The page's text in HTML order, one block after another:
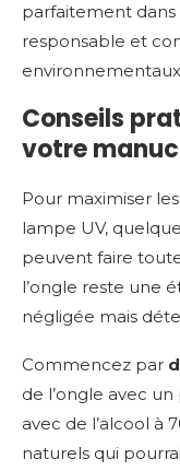
parfaitement dans
responsable et
Conseils
votre
Pour maximiser
lampe UV,
peuvent faire
l’ongle reste une
négligée mais
Commencez par
de l’ongle avec
avec de l’alcool à
naturels qui